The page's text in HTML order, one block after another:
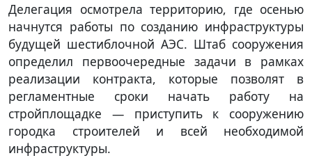
Делегация осмотрела территорию, где осенью
начнутся работы по созданию инфраструктуры
будущей шестиблочной АЭС. Штаб сооружения
определил первоочередные задачи в рамках
реализации контракта, которые позволят в
регламентные сроки начать работу на
стройплощадке — приступить к сооружению
городка строителей и всей необходимой
инфраструктуры.